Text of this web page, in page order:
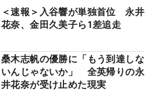
＜速報＞入谷響が単独首位 永井
花奈、金田久美子ら1差追走
桑木志帆の優勝に「もう到達しな
いんじゃないか」 全英帰りの永
井花奈が受け止めた現実